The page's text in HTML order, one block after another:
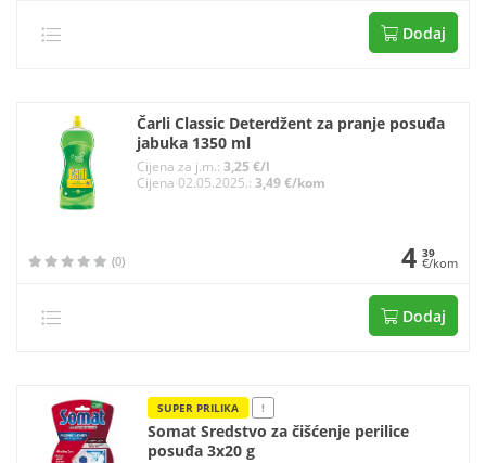
Dodaj
Čarli Classic Deterdžent za pranje posuđa
jabuka 1350 ml
Cijena za j.m.:3,25 €/l
Cijena 02.05.2025.:3,49 €/kom
(0) 4 39
€/kom
Dodaj
SUPER PRILIKA !
Somat Sredstvo za čišćenje perilice
posuđa 3x20 g